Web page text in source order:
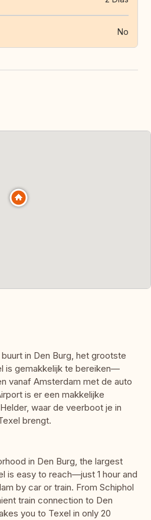
No
in Den Burg, het grootste
is gemakkelijk te bereiken—
vanaf Amsterdam met de auto
is er een makkelijke
waar de veerboot je in
brengt.
in Den Burg, the largest
is easy to reach—just 1 hour and
by car or train. From Schiphol
train connection to Den
you to Texel in only 20